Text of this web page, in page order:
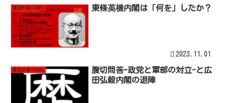
軍国主義の時代 東條英機内閣は「何を」したか？
2023.11.01
軍国主義の時代
腹切問答-政党と軍部の対立-と広
田弘毅内閣の退陣